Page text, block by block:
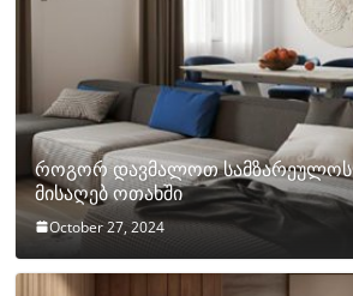
როგორ დავმალოთ სამზარეულოს
მისაღებ ოთახში
October 27, 2024